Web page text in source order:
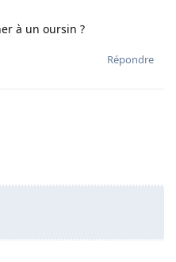
à un oursin ?
Répondre